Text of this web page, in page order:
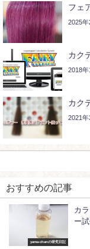
フェ
2025年
カク
2018年
カク
2021年
おすすめの記事
yama-chanの研究日記
カ
ー